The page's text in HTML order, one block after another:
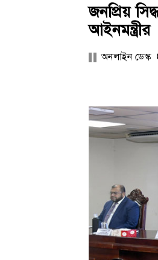
জনপ্রিয়
আইনমন্ত্রীর
অনলাইন ডেস্ক